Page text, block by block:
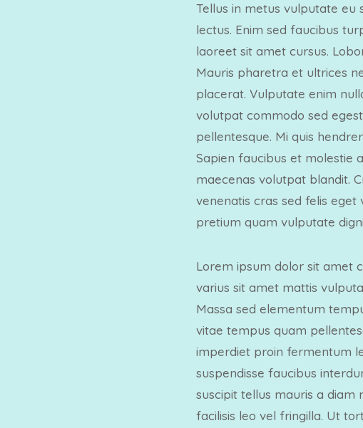
Tellus in metus vulputate eu
lectus. Enim sed faucibus
laoreet sit amet cursus.
Mauris pharetra et ultrices
placerat. Vulputate enim
volutpat commodo sed
pellentesque. Mi quis
Sapien faucibus et molestie
maecenas volutpat blandit.
venenatis cras sed felis
pretium quam vulputate
Lorem ipsum dolor sit amet
varius sit amet mattis
Massa sed elementum
vitae tempus quam
imperdiet proin fermentum
suspendisse faucibus
suscipit tellus mauris a diam
facilisis leo vel fringilla. Ut